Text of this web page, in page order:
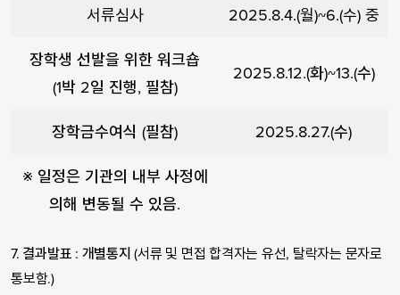
서류심사
2025.8.4.(월)~6.(수) 중
장학생 선발을 위한 워크숍
(1박 2일 진행, 필참)
2025.8.12.(화)~13.(수)
장학금수여식 (필참) 2025.8.27.(수)
※ 일정은 기관의 내부 사정에
의해 변동될 수 있음.
7. 결과발표 : 개별통지(서류 및 면접 합격자는 유선, 탈락자는 문자로
통보함.)